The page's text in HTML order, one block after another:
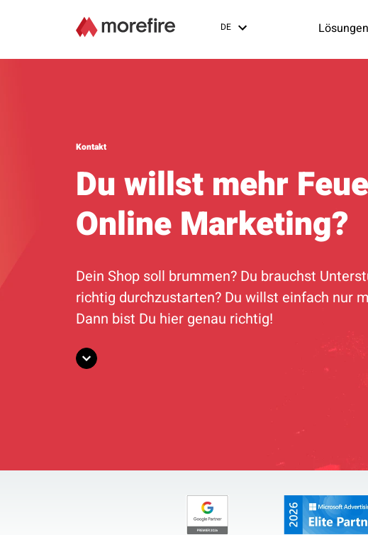
DE Lösungen
Kontakt
Du willst mehr
Online Marketing?
Dein Shop soll brummen? Du brauchst
richtig durchzustarten? Du willst einfach nur
Dann bist Du hier genau richtig!